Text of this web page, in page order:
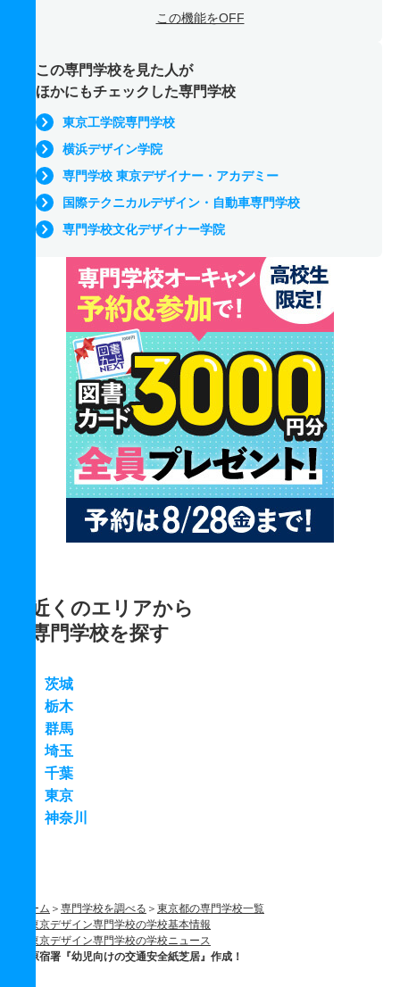
この機能をOFF
この専門学校を見た人が
ほかにもチェックした専門学校
東京工学院専門学校
横浜デザイン学院
専門学校 東京デザイナー・アカデミー
国際テクニカルデザイン・自動車専門学校
専門学校文化デザイナー学院
近くのエリアから
専門学校を探す
茨城
栃木
群馬
埼玉
千葉
東京
神奈川
ホーム 専門学校を調べる
東京都の専門学校一覧
東京デザイン専門学校の学校基本情報
東京デザイン専門学校の学校ニュース
原宿署『幼児向けの交通安全紙芝居』作成！